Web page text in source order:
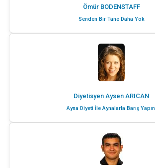
Ömür BODENSTAFF
Senden Bir Tane Daha Yok
Diyetisyen Aysen ARICAN
Ayna Diyeti İle Aynalarla Barış